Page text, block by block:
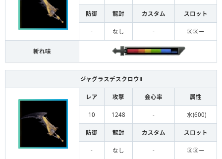
防御 龍封 カスタム スロット
- なし - ③③ー
斬れ味
ジャグラスデスクロウⅡ
レア 攻撃 会心率 属性
10 1248 - 水(600)
防御 龍封 カスタム スロット
- なし - ③③ー